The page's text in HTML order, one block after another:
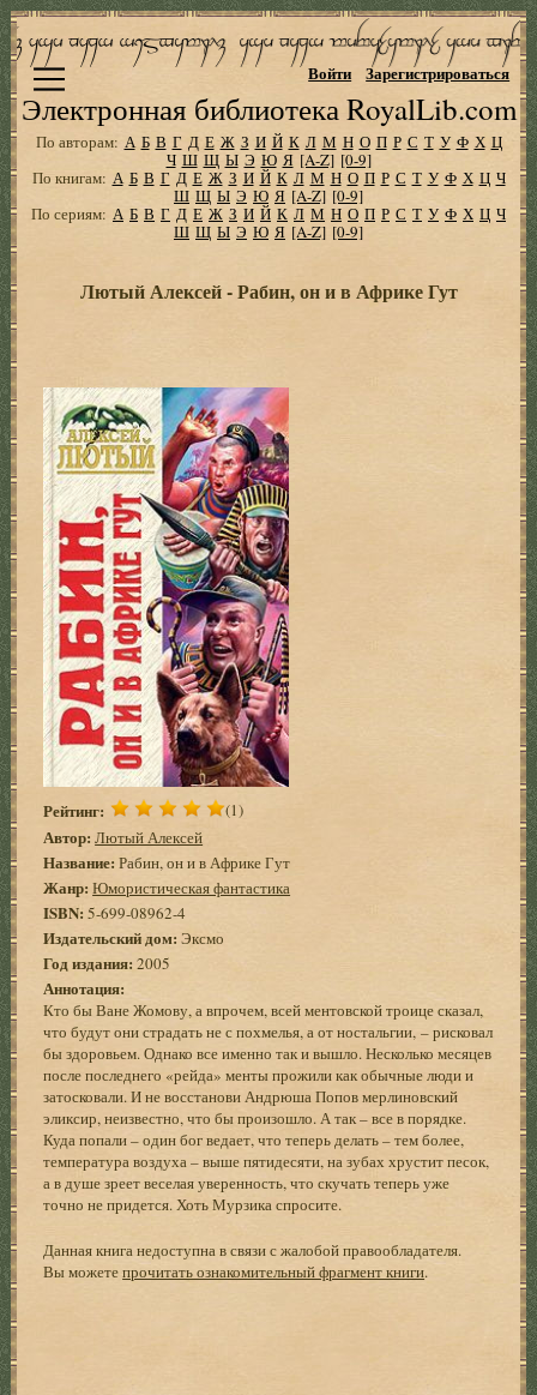
Электронная библиотека RoyalLib.com
Войти Зарегистрироваться
По авторам: А Б В Г Д Е Ж З И Й К Л М Н О П Р С Т У Ф Х Ц
Ч Ш Щ Ы Э Ю Я [A-Z] [0-9]
По книгам: А Б В Г Д Е Ж З И Й К Л М Н О П Р С Т У Ф Х Ц Ч
Ш Щ Ы Э Ю Я [A-Z] [0-9]
По сериям: А Б В Г Д Е Ж З И Й К Л М Н О П Р С Т У Ф Х Ц Ч
Ш Щ Ы Э Ю Я [A-Z] [0-9]
Лютый Алексей - Рабин, он и в Африке Гут
Рейтинг: (1)
Автор: Лютый Алексей
Название: Рабин, он и в Африке Гут
Жанр: Юмористическая фантастика
ISBN:5-699-08962-4
Издательский дом: Эксмо
Год издания: 2005
Аннотация:
Кто бы Ване Жомову, а впрочем, всей ментовской троице сказал,
что будут они страдать не с похмелья, а от ностальгии, – рисковал
бы здоровьем. Однако все именно так и вышло. Несколько месяцев
после последнего «рейда» менты прожили как обычные люди и
затосковали. И не восстанови Андрюша Попов мерлиновский
эликсир, неизвестно, что бы произошло. А так – все в порядке.
Куда попали – один бог ведает, что теперь делать – тем более,
температура воздуха – выше пятидесяти, на зубах хрустит песок,
а в душе зреет веселая уверенность, что скучать теперь уже
точно не придется. Хоть Мурзика спросите.
Данная книга недоступна в связи с жалобой правообладателя.
Вы можетепрочитать ознакомительный фрагмент книги.